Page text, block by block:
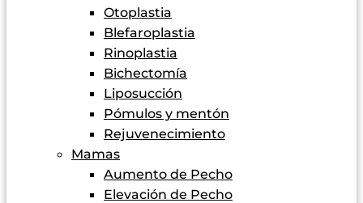
Otoplastia
Blefaroplastia
Rinoplastia
Bichectomía
Liposucción
Pómulos y mentón
Rejuvenecimiento
Mamas
Aumento de Pecho
Elevación de Pecho